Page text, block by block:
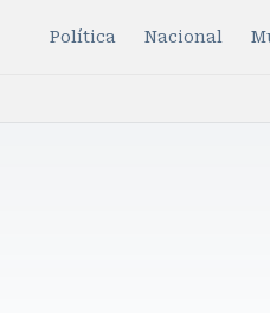
Política Nacional